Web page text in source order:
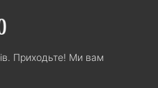
Приходьте! Ми вам